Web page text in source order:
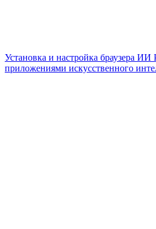
Установка и настройка браузера ИИ
приложениями искусственного